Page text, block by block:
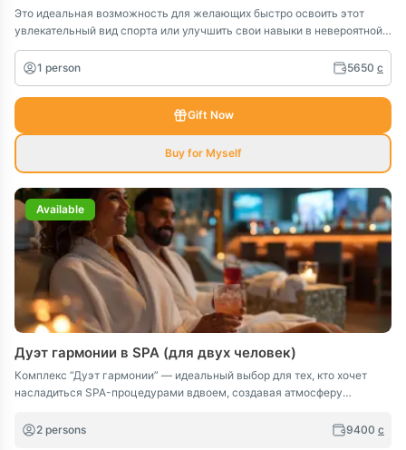
Это идеальная возможность для желающих быстро освоить этот
увлекательный вид спорта или улучшить свои навыки в невероятной
природной обстановке Кыргызстана.
1 person
5650 c
Gift Now
Buy for Myself
Available
Дуэт гармонии в SPA (для двух человек)
Комплекс “Дуэт гармонии” — идеальный выбор для тех, кто хочет
насладиться SPA-процедурами вдвоем, создавая атмосферу
забыть о повседневных заботах и испытать полное обновление,
2 persons 9400 c